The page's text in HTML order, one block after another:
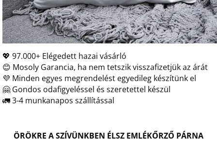
💖 97.000+ Elégedett hazai vásárló
😊 Mosoly Garancia, ha nem tetszik visszafizetjük az árát
💜 Minden egyes megrendelést egyedileg készítünk el
🤗 Gondos odafigyeléssel és szeretettel készül
🚛 3-4 munkanapos szállítással
ÖRÖKRE A SZÍVÜNKBEN ÉLSZ EMLÉKŐRZŐ PÁRNA